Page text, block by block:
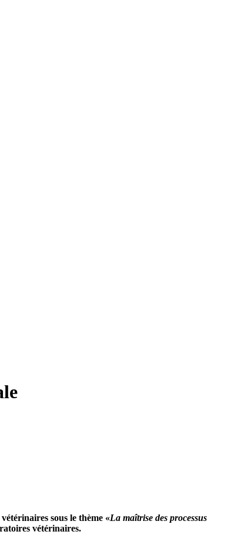
sous le thème «La maîtrise des processus
vétérinaires.